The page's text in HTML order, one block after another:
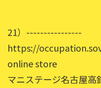
21）----------------
https://
online store
マニステージ名古屋高